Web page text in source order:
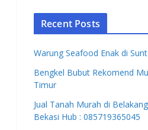
Recent Posts
Warung Seafood Enak di
Bengkel Bubut Rekomend
Timur
Jual Tanah Murah di
Bekasi Hub : 085719365045